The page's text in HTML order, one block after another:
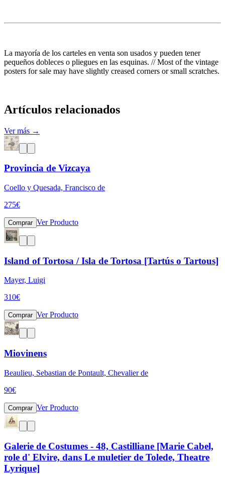
La mayoría de los carteles en venta son usados y pueden tener
pequeños dobleces o pliegues en las esquinas. // Most of the vintage
posters for sale may have slightly creased corners or small scratches.
Artículos relacionados
Ver más →
Provincia de Vizcaya
Coello y Quesada, Francisco de
275€
Comprar Ver Producto
Island of Tortosa / Isla de Tortosa [Tartús o Tartous]
Mayer, Luigi
310€
Comprar Ver Producto
Miovinens
Beaulieu, Sebastian de Pontault, Chevalier de
90€
Comprar Ver Producto
Galerie de Costumes - 48, Castilliane [Marie Cabel,
role d' Elvire, dans Le muletier de Tolede, Theatre
Lyrique]